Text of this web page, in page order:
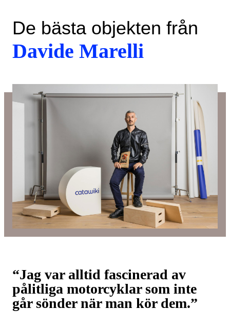
De bästa objekten från
Davide Marelli
“Jag var alltid fascinerad av
pålitliga motorcyklar som inte
går sönder när man kör dem.”